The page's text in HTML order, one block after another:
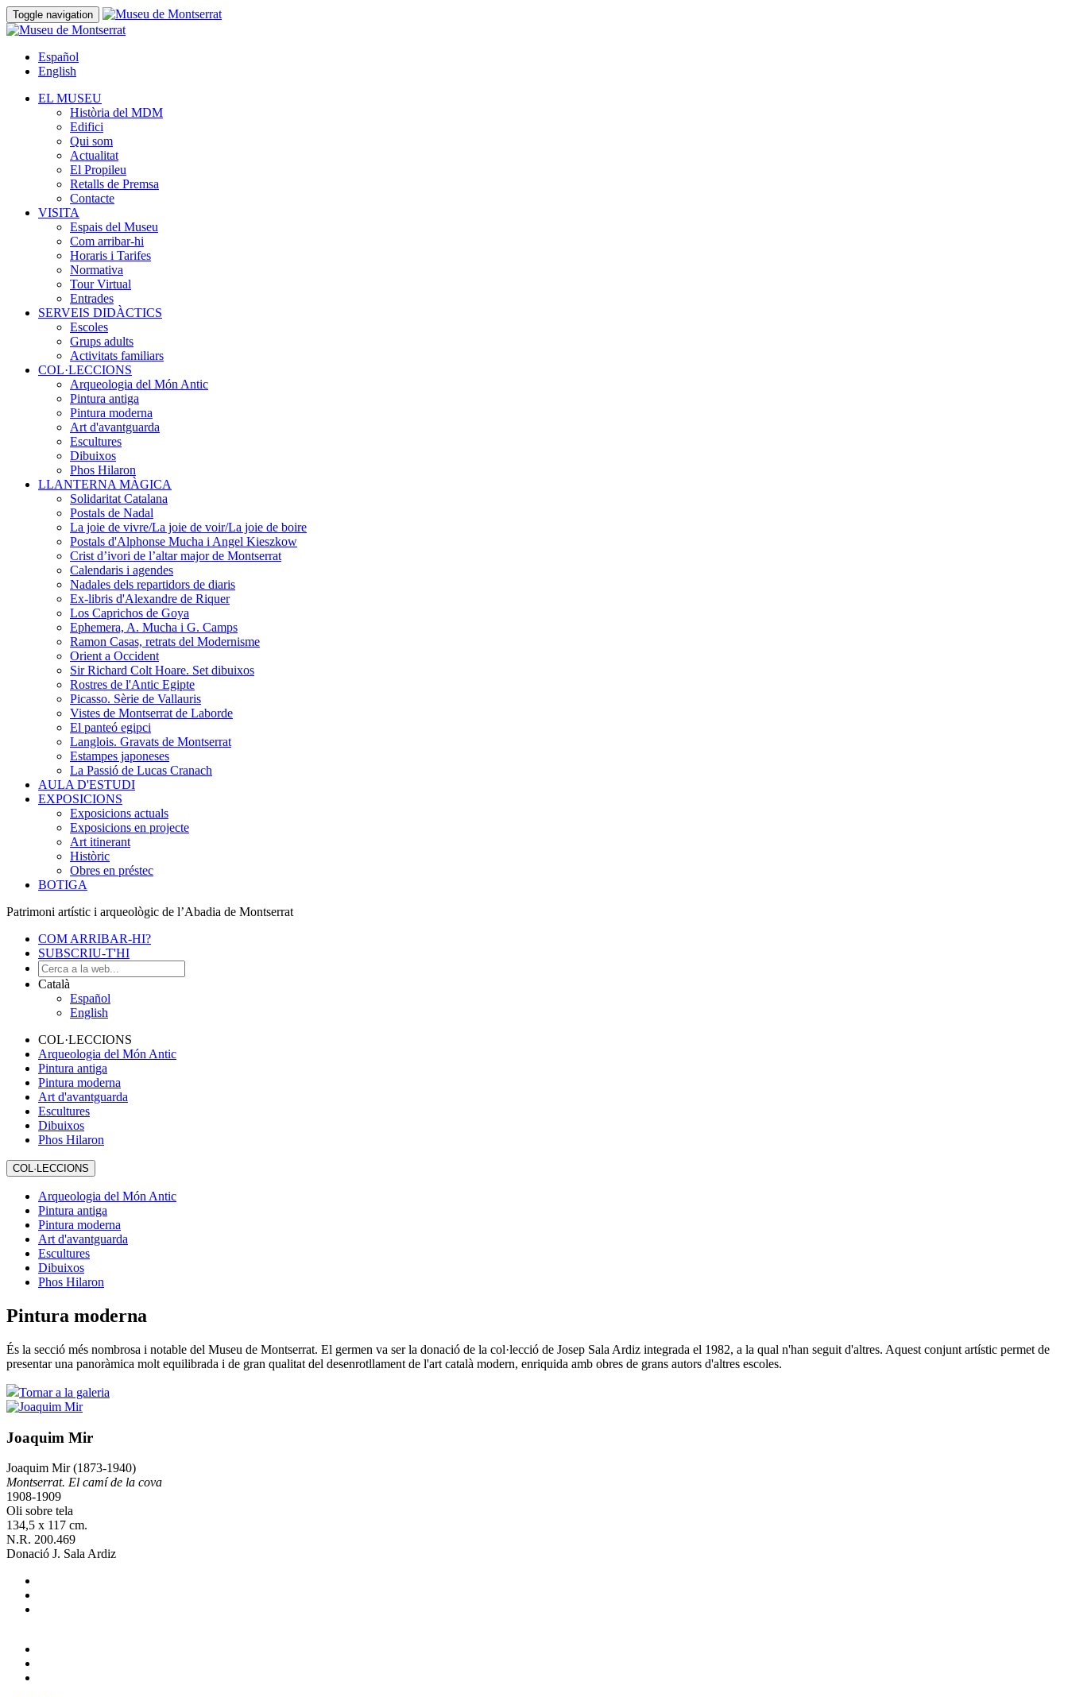
Toggle navigation
Español
English
EL MUSEU
Història del MDM
Edifici
Qui som
Actualitat
El Propileu
Retalls de Premsa
Contacte
VISITA
Espais del Museu
Com arribar-hi
Horaris i Tarifes
Normativa
Tour Virtual
Entrades
SERVEIS DIDÀCTICS
Escoles
Grups adults
Activitats familiars
COL·LECCIONS
Arqueologia del Món Antic
Pintura antiga
Pintura moderna
Art d'avantguarda
Escultures
Dibuixos
Phos Hilaron
LLANTERNA MÀGICA
Solidaritat Catalana
Postals de Nadal
La joie de vivre/La joie de voir/La joie de boire
Postals d'Alphonse Mucha i Angel Kieszkow
Crist d’ivori de l’altar major de Montserrat
Calendaris i agendes
Nadales dels repartidors de diaris
Ex-libris d'Alexandre de Riquer
Los Caprichos de Goya
Ephemera, A. Mucha i G. Camps
Ramon Casas, retrats del Modernisme
Orient a Occident
Sir Richard Colt Hoare. Set dibuixos
Rostres de l'Antic Egipte
Picasso. Sèrie de Vallauris
Vistes de Montserrat de Laborde
El panteó egipci
Langlois. Gravats de Montserrat
Estampes japoneses
La Passió de Lucas Cranach
AULA D'ESTUDI
EXPOSICIONS
Exposicions actuals
Exposicions en projecte
Art itinerant
Històric
Obres en préstec
BOTIGA
Patrimoni artístic i arqueològic de l’Abadia de Montserrat
COM ARRIBAR-HI?
SUBSCRIU-T'HI
Català
Español
English
COL·LECCIONS
Arqueologia del Món Antic
Pintura antiga
Pintura moderna
Art d'avantguarda
Escultures
Dibuixos
Phos Hilaron
COL·LECCIONS
Arqueologia del Món Antic
Pintura antiga
Pintura moderna
Art d'avantguarda
Escultures
Dibuixos
Phos Hilaron
Pintura moderna
És la secció més nombrosa i notable del Museu de Montserrat. El germen va ser la donació de la col·lecció de Josep Sala Ardiz integrada el 1982, a la qual n'han seguit d'altres. Aquest conjunt artístic permet de
presentar una panoràmica molt equilibrada i de gran qualitat del desenrotllament de l'art català modern, enriquida amb obres de grans autors d'altres escoles.
Tornar a la galeria
Joaquim Mir
Joaquim Mir (1873-1940)
Montserrat. El camí de la cova
1908-1909
Oli sobre tela
134,5 x 117 cm.
N.R. 200.469
Donació J. Sala Ardiz